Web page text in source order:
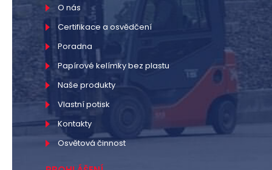
O nás
Certifikace a osvědčení
Poradna
Papírové kelímky bez plastu
Naše produkty
Vlastní potisk
Kontakty
Osvětová činnost